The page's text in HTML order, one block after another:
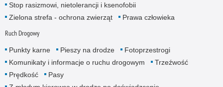
Stop rasizmowi, nietolerancji i ksenofobii
Zielona strefa - ochrona zwierząt
Prawa człowieka
Ruch Drogowy
Punkty karne Pieszy na drodze
Fotoprzestrogi
Komunikaty i informacje o ruchu drogowym
Trzeźwość
Prędkość
Pasy